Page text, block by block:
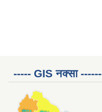
----- GIS नक्सा ------